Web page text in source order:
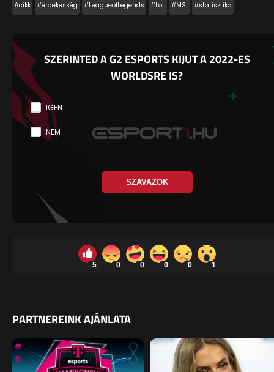
#cikk #érdekesség #LeagueofLegends #LoL #MSI #statisztika
SZERINTED A G2 ESPORTS KIJUT A 2022-ES
WORLDSRE IS?
IGEN
NEM
SZAVAZOK
5 0 0 0 0 1
PARTNEREINK AJÁNLATA